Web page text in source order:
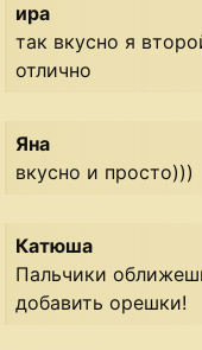
ира
так вкусно я
отлично
Яна
вкусно и просто)))
Катюша
Пальчики
добавить орешки!